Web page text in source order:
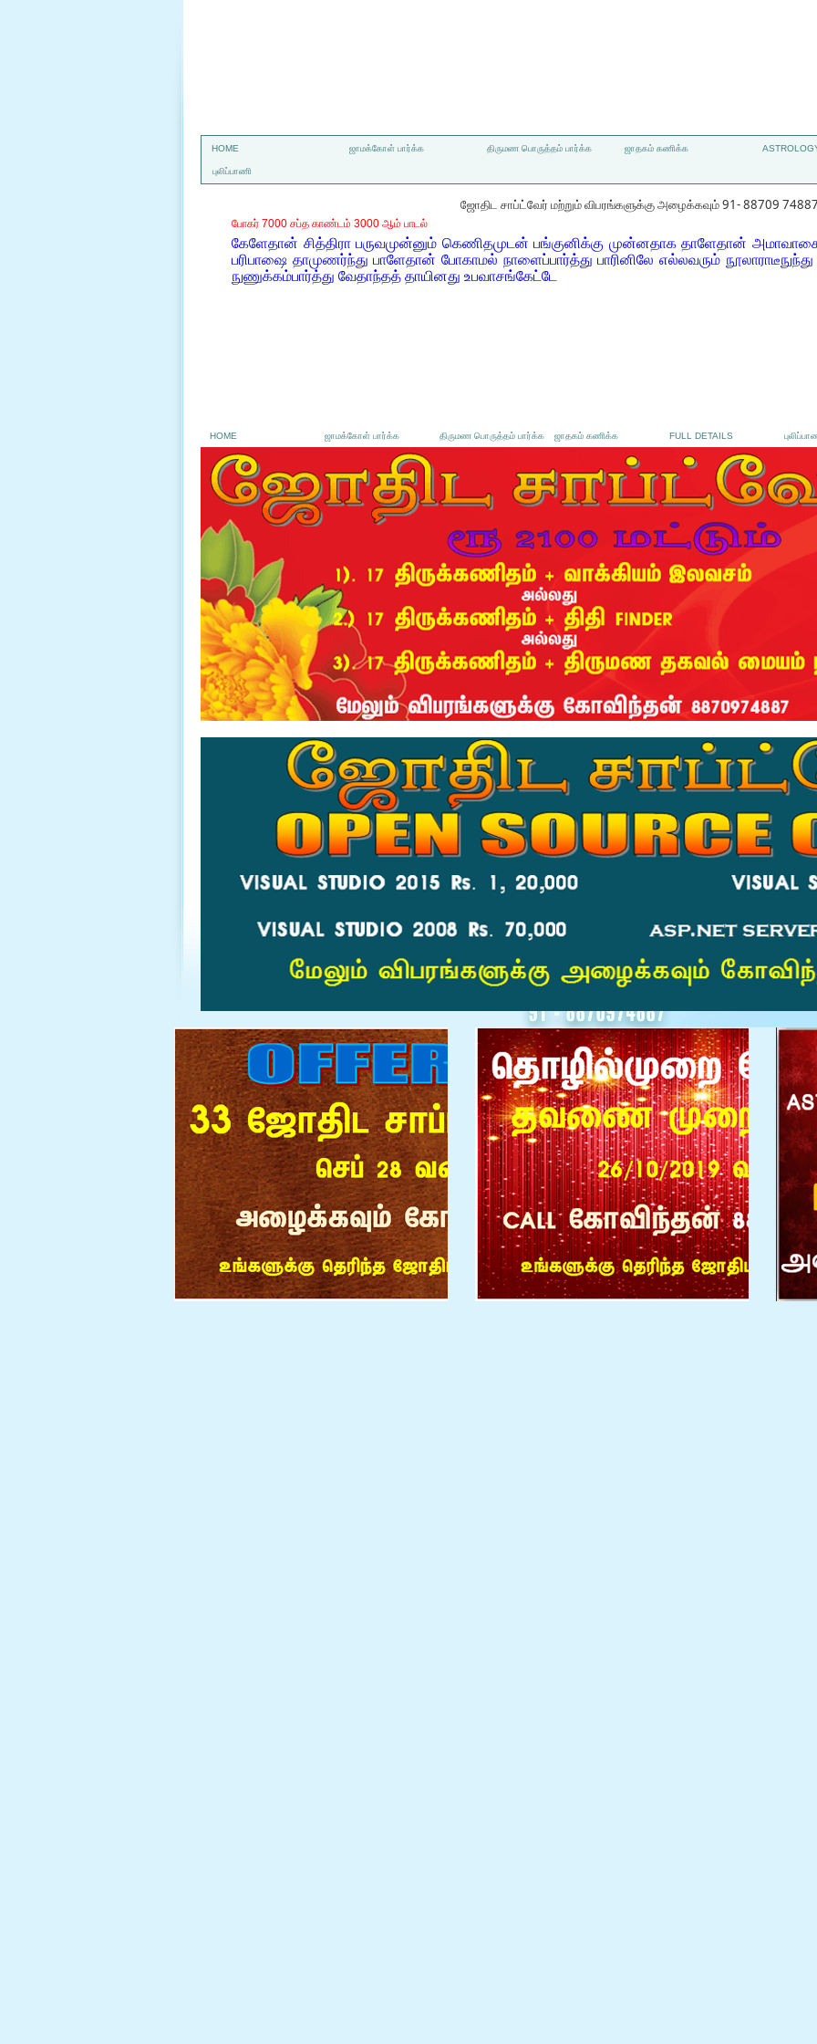
HOME ஜாமக்கோள் பார்க்க திருமண பொருத்தம் பார்க்க ஜாதகம் கணிக்க
புலிப்பாணி
ஜோதிட சாப்ட்வேர் மற்றும் விபரங்களுக்கு அழைக்கவும் 91- 88709
போகர் 7000 சப்த காண்டம் 3000 ஆம் பாடல்
கேளேதான் சித்திரா பருவமுன்னும் கெணிதமுடன் பங்குனிக்கு முன்னதாக தாளேதான்
பரிபாஷை தாமுணர்ந்து பாளேதான் போகாமல் நாளைப்பார்த்து பாரினிலே எல்லவரும்
நுணுக்கம்பார்த்து வேதாந்தத் தாயினது உபவாசங்கேட்டே
HOME ஜாமக்கோள் பார்க்க திருமண பொருத்தம் பார்க்க ஜாதகம் கணிக்க FULL DETAILS